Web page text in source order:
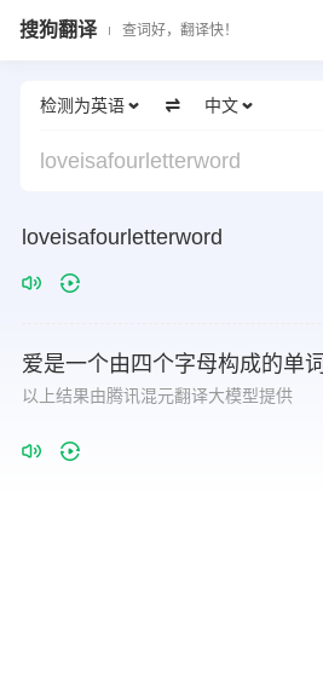
搜狗翻译 查词好，翻译快！
检测为英语 中文
loveisafourletterword
loveisafourletterword
爱是一个由四个字母构成的单词
以上结果由腾讯混元翻译大模型提供